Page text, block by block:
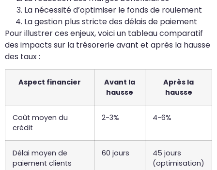
La nécessité d’optimiser le fonds de roulement
La gestion plus stricte des délais de paiement
Pour illustrer ces enjeux, voici un tableau comparatif
des impacts sur la trésorerie avant et après la hausse
des taux :
Aspect financier
Avant la
hausse
Après la
hausse
Coût moyen du
crédit
2-3% 4-6%
Délai moyen de
paiement clients
60 jours
45 jours
(optimisation)